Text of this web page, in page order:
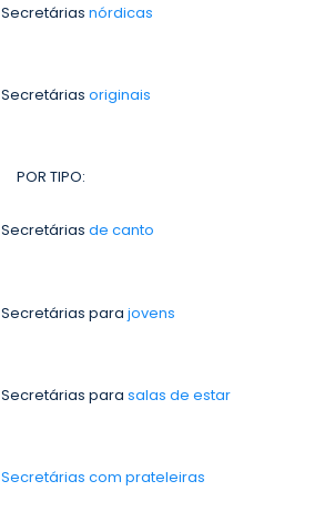
nórdicas
originais
POR TIPO:
de canto
para jovens
para salas de estar
Secretárias com prateleiras